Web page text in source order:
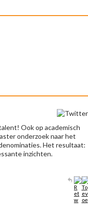
Ook op academisch
onderzoek naar het
Het resultaat:
inzichten.